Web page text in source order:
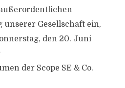
Gesellschaft ein,
den 20. Juni
der Scope SE & Co.